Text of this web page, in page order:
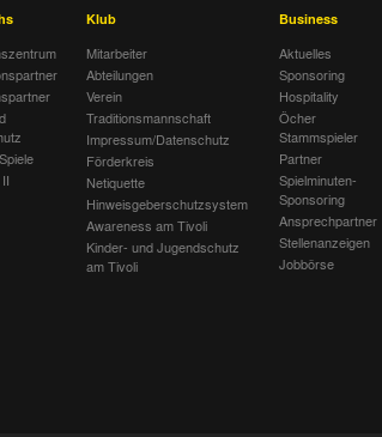
Klub
Mitarbeiter
Abteilungen
Verein
Traditionsmannschaft
Impressum/Datenschutz
Förderkreis
Netiquette
Hinweisgeberschutzsystem
Awareness am Tivoli
Kinder- und Jugendschutz
am Tivoli
Business
Aktuelles
Sponsoring
Hospitality
Öcher
Stammspieler
Partner
Spielminuten-
Sponsoring
Ansprechpartner
Stellenanzeigen
Jobbörse